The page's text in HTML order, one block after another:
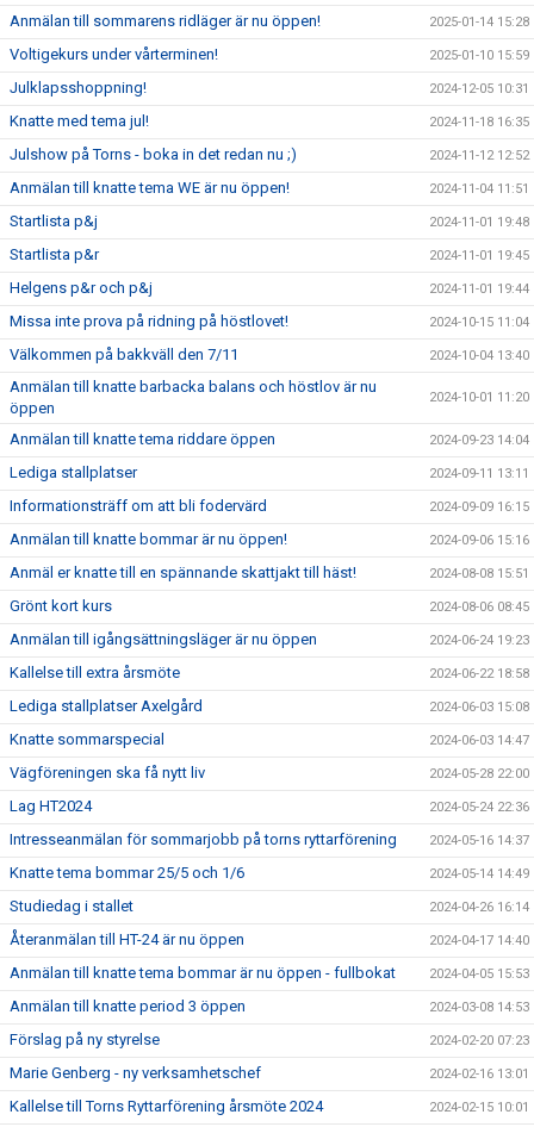
Anmälan till sommarens ridläger är nu öppen! 2025-01-14 15:28
Voltigekurs under vårterminen! 2025-01-10 15:59
Julklapsshoppning! 2024-12-05 10:31
Knatte med tema jul! 2024-11-18 16:35
Julshow på Torns - boka in det redan nu ;) 2024-11-12 12:52
Anmälan till knatte tema WE är nu öppen! 2024-11-04 11:51
Startlista p&j 2024-11-01 19:48
Startlista p&r 2024-11-01 19:45
Helgens p&r och p&j 2024-11-01 19:44
Missa inte prova på ridning på höstlovet! 2024-10-15 11:04
Välkommen på bakkväll den 7/11 2024-10-04 13:40
Anmälan till knatte barbacka balans och höstlov är nu
öppen
2024-10-01 11:20
Anmälan till knatte tema riddare öppen 2024-09-23 14:04
Lediga stallplatser 2024-09-11 13:11
Informationsträff om att bli fodervärd 2024-09-09 16:15
Anmälan till knatte bommar är nu öppen! 2024-09-06 15:16
Anmäl er knatte till en spännande skattjakt till häst! 2024-08-08 15:51
Grönt kort kurs 2024-08-06 08:45
Anmälan till igångsättningsläger är nu öppen 2024-06-24 19:23
Kallelse till extra årsmöte 2024-06-22 18:58
Lediga stallplatser Axelgård 2024-06-03 15:08
Knatte sommarspecial 2024-06-03 14:47
Vägföreningen ska få nytt liv 2024-05-28 22:00
Lag HT2024 2024-05-24 22:36
Intresseanmälan för sommarjobb på torns ryttarförening 2024-05-16 14:37
Knatte tema bommar 25/5 och 1/6 2024-05-14 14:49
Studiedag i stallet 2024-04-26 16:14
Återanmälan till HT-24 är nu öppen 2024-04-17 14:40
Anmälan till knatte tema bommar är nu öppen - fullbokat 2024-04-05 15:53
Anmälan till knatte period 3 öppen 2024-03-08 14:53
Förslag på ny styrelse 2024-02-20 07:23
Marie Genberg - ny verksamhetschef 2024-02-16 13:01
Kallelse till Torns Ryttarförening årsmöte 2024 2024-02-15 10:01